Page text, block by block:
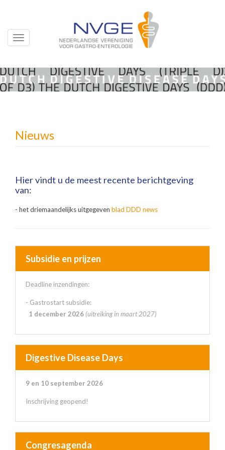
Overslaan
en
Toggle
Nieuws
Hier vindt u de meest recente berichtgeving
van:
- het driemaandelijks uitgegeven blad DDD news
Subsidie en prijzen
Deadline inzendingen:
- Gastrostart subsidie:
1 december 2026 (uitreiking in maart 2027)
Digestive Disease Days
9 en 10 september 2026
Inschrijving geopend!
Congresagenda